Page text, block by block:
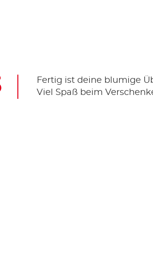
Fertig ist deine blumige
Viel Spaß beim